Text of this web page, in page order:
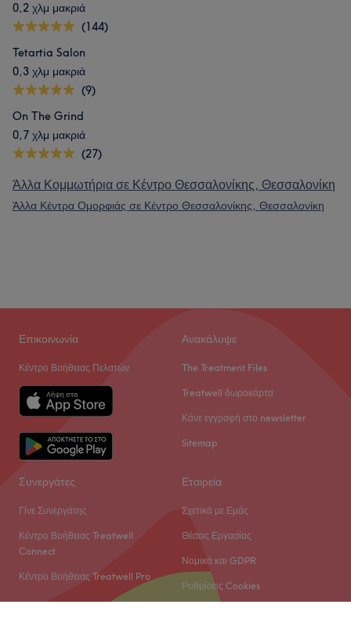
0,2 χλμ μακριά
(144)
Tetartia Salon
0,3 χλμ μακριά
(9)
On The Grind
0,7 χλμ μακριά
(27)
Άλλα Κομμωτήρια σε Κέντρο Θεσσαλονίκης, Θεσσαλονίκη
Άλλα Κέντρα Ομορφιάς σε Κέντρο Θεσσαλονίκης, Θεσσαλονίκη
Επικοινωνία
Κέντρο Βοήθειας Πελατών
Ανακάλυψε
The Treatment Files
Treatwell δωροκάρτα
Κάνε εγγραφή στο newsletter
Sitemap
Συνεργάτες
Γίνε Συνεργάτης
Κέντρο Βοήθειας Treatwell
Connect
Κέντρο Βοήθειας Treatwell Pro
Εταιρεία
Σχετικά με Εμάς
Θέσεις Εργασίας
Νομικά και GDPR
Ρυθμίσεις Cookies